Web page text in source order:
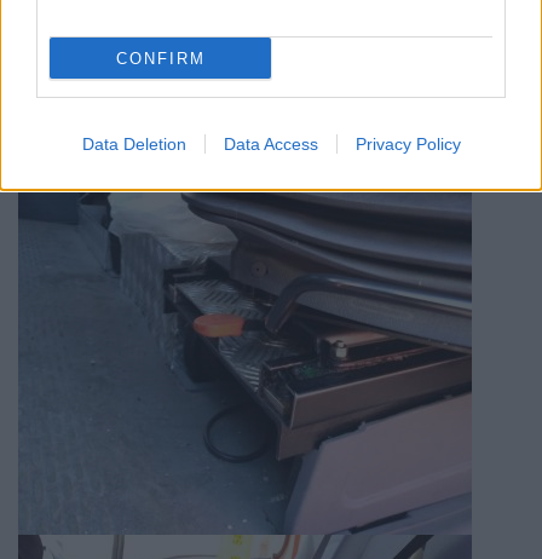
CONFIRM
Data Deletion Data Access Privacy Policy